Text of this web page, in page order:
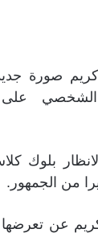
كريم صورة
على
بلوك
من الجمهور.
عن